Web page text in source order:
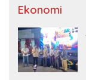
Ekonomi